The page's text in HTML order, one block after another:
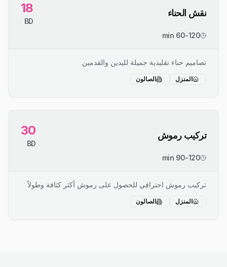
نقش الحناء 18
BD
60-120 min
تصاميم حناء تقليدية جميلة لليدين والقدمين
المنزل الصالون
تركيب رموش 30
BD
90-120 min
تركيب رموش احترافي للحصول على رموش أكثر كثافة وطولاً
المنزل الصالون